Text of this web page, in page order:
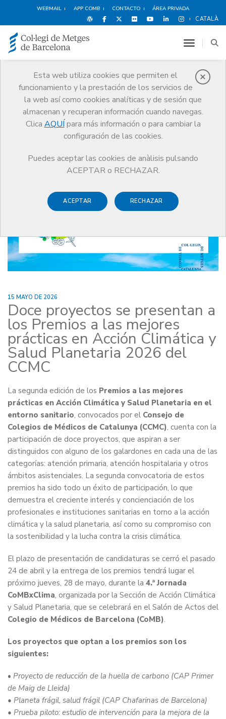
WEBMAIL APP COMB CONTACTO ÁREA PRIVADA
CATALÀ
Esta web utiliza cookies que permiten el
funcionamiento y la prestación de los servicios de
la web así como cookies analíticas y de sesión que
almacenan y recuperan información cuando navegas.
Clica AQUÍ para más información o para cambiar la
configuración de las cookies.
Puedes aceptar las cookies de anàlisis pulsando
ACEPTAR o RECHAZAR.
ACEPTAR RECHAZAR
toggle
Noticias
Comunicación
Noticias
Doce proyectos se presentan a los Premios a las mejores prácticas en
Acción Climática y Salud Planetaria 2026 del CCMC
15 MAYO DE 2026
Doce proyectos se presentan a
los Premios a las mejores
prácticas en Acción Climática y
Salud Planetaria 2026 del
CCMC
La segunda edición de los Premios a las mejores
prácticas en Acción Climática y Salud Planetaria en el
entorno sanitario, convocados por el Consejo de
Colegios de Médicos de Catalunya (CCMC), cuenta con la
participación de doce proyectos, que aspiran a ser
distinguidos con alguno de los galardones en cada una de las
categorías: atención primaria, atención hospitalaria y otros
ámbitos asistenciales. La segunda convocatoria de estos
premios ha sido todo un éxito de participación, lo que
demuestra el creciente interés y concienciación de los
profesionales e instituciones sanitarias en torno a la acción
climática y la salud planetaria, así como su compromiso con
la sostenibilidad y la lucha contra la crisis climática.
El plazo de presentación de candidaturas se cerró el pasado
24 de abril y la entrega de los premios tendrá lugar el
próximo jueves, 28 de mayo, durante la 4.ª Jornada
CoMBxClima, organizada por la Sección de Acción Climática
y Salud Planetaria, que se celebrará en el Salón de Actos del
Colegio de Médicos de Barcelona (CoMB).
Los proyectos que optan a los premios son los
siguientes:
• Proyecto de reducción de la huella de carbono (CAP Primer
de Maig de Lleida)
• Planeta frágil, salud frágil (CAP Chafarinas de Barcelona)
• Prueba piloto: estudio de intervención para la mejora de la